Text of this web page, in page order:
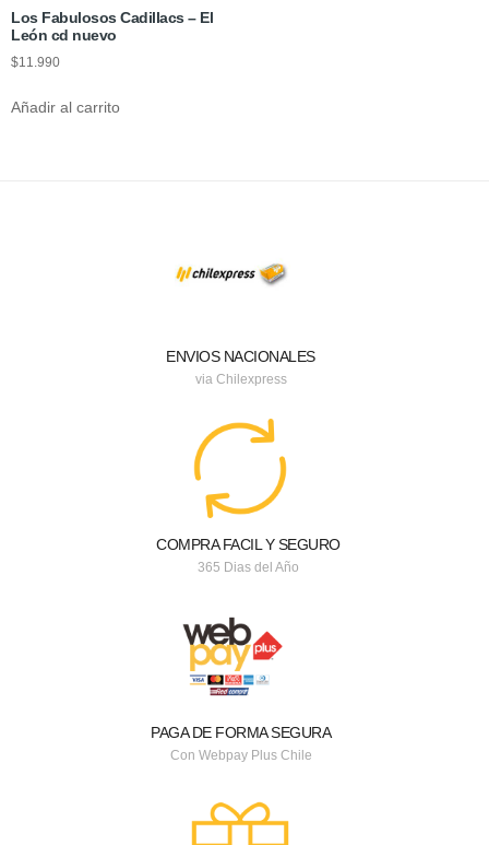
Los Fabulosos Cadillacs – El
León cd nuevo
$11.990
Añadir al carrito
ENVIOS NACIONALES
via Chilexpress
COMPRA FACIL Y SEGURO
365 Dias del Año
PAGA DE FORMA SEGURA
Con Webpay Plus Chile